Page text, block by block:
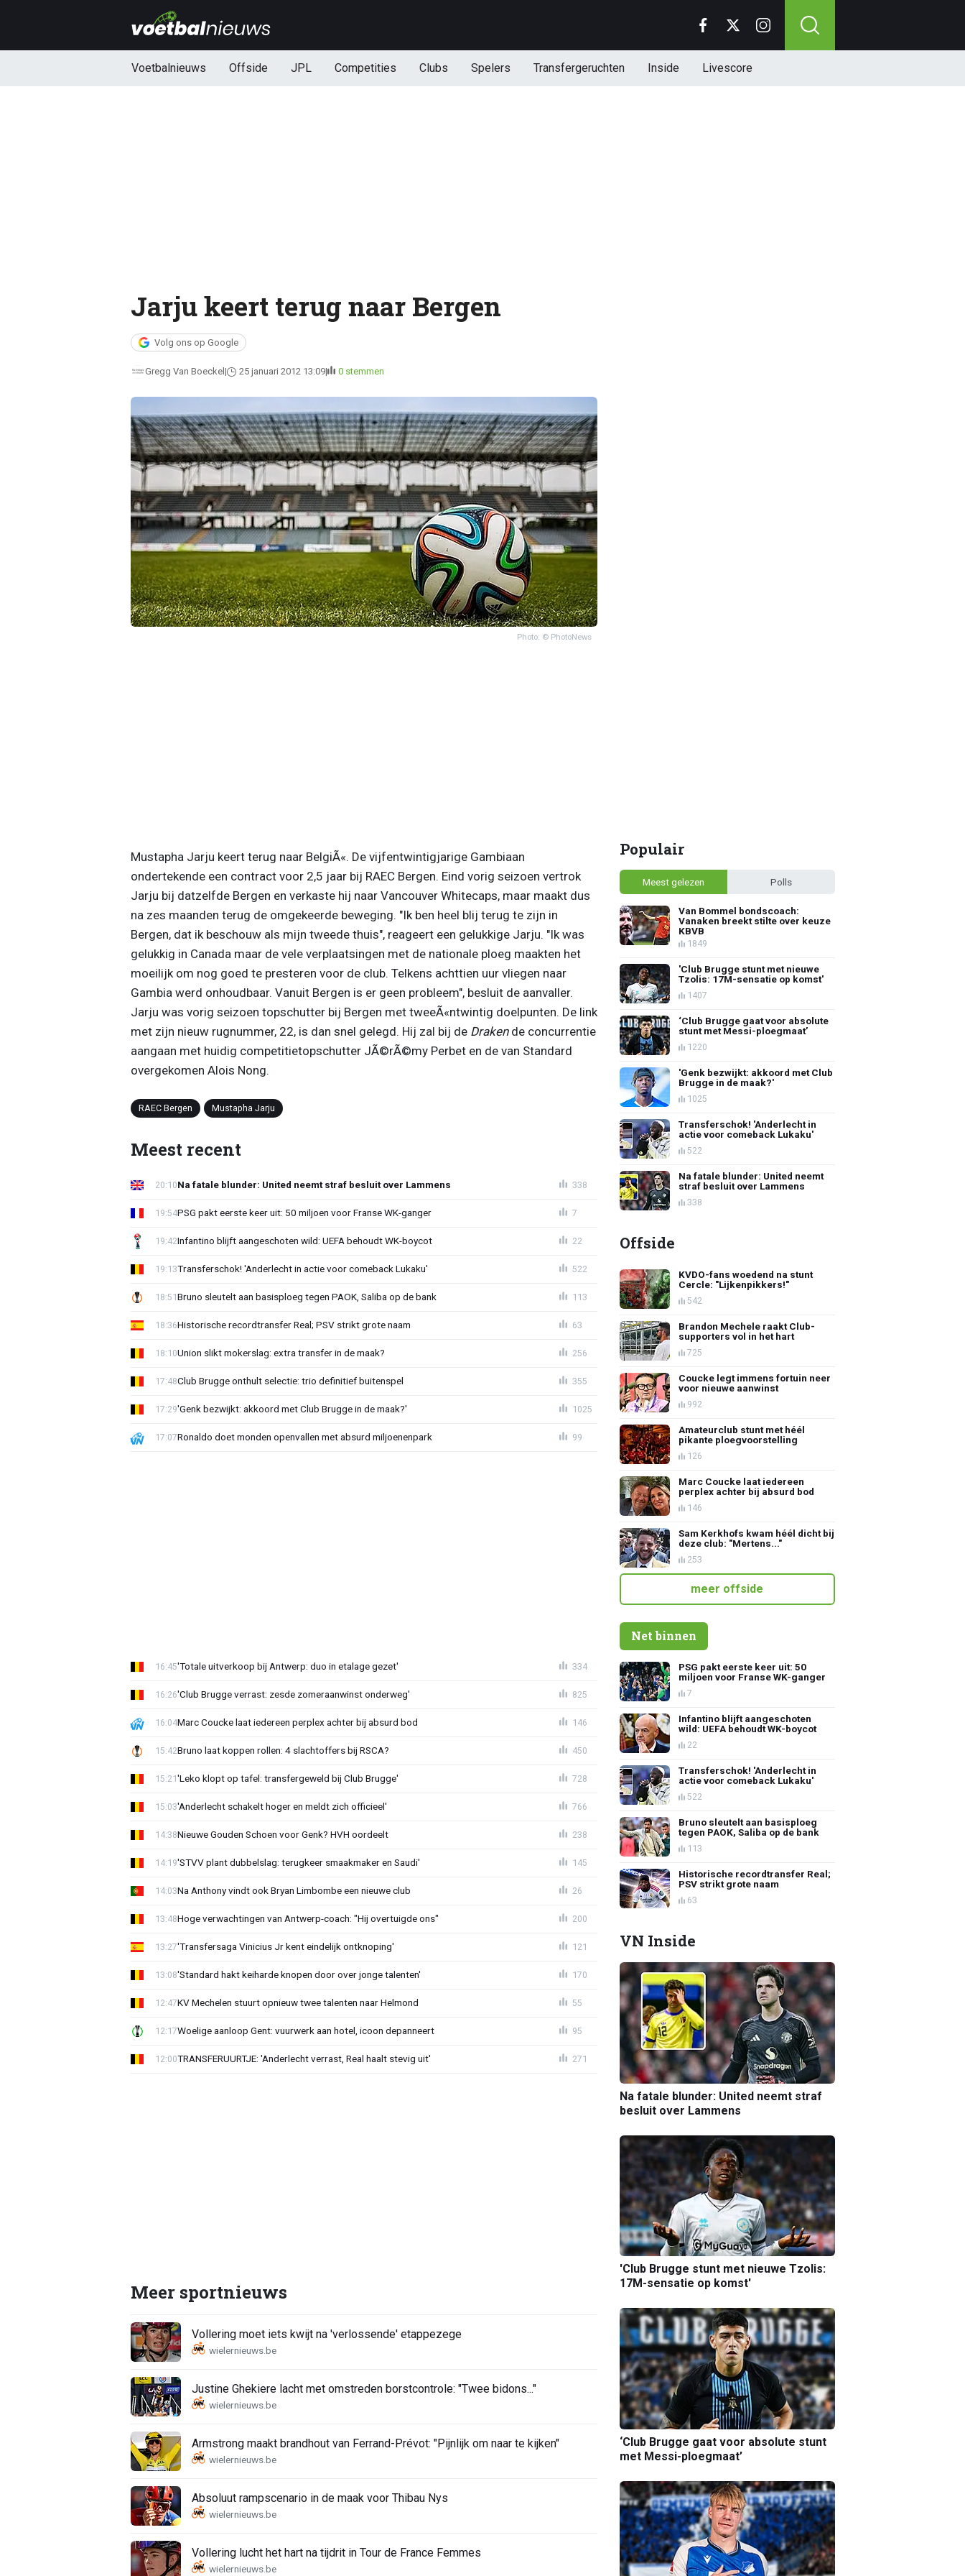
Voetbalnieuws Offside JPL Competities Clubs Spelers Transfergeruchten Inside Livescore
Jarju keert terug naar Bergen
Volg ons op Google
Gregg Van Boeckel 25 januari 2012 13:09 0 stemmen
Photo: © PhotoNews
Mustapha Jarju keert terug naar BelgiÃ«. De vijfentwintigjarige Gambiaan
ondertekende een contract voor 2,5 jaar bij RAEC Bergen. Eind vorig seizoen vertrok
Jarju bij datzelfde Bergen en verkaste hij naar Vancouver Whitecaps, maar maakt dus
na zes maanden terug de omgekeerde beweging. "Ik ben heel blij terug te zijn in
Bergen, dat ik beschouw als mijn tweede thuis", reageert een gelukkige Jarju. "Ik was
gelukkig in Canada maar de vele verplaatsingen met de nationale ploeg maakten het
moeilijk om nog goed te presteren voor de club. Telkens achttien uur vliegen naar
Gambia werd onhoudbaar. Vanuit Bergen is er geen probleem", besluit de aanvaller.
Jarju was vorig seizoen topschutter bij Bergen met tweeÃ«ntwintig doelpunten. De link
met zijn nieuw rugnummer, 22, is dan snel gelegd. Hij zal bij de Drakende concurrentie
aangaan met huidig competitietopschutter JÃ©rÃ©my Perbet en de van Standard
overgekomen Alois Nong.
RAEC Bergen Mustapha Jarju
Meest recent
Na fatale blunder: United neemt straf besluit over Lammens
20:10 338
PSG pakt eerste keer uit: 50 miljoen voor Franse WK-ganger
19:54 7
Infantino blijft aangeschoten wild: UEFA behoudt WK-boycot
19:42 22
Transferschok! 'Anderlecht in actie voor comeback Lukaku'
19:13 522
Bruno sleutelt aan basisploeg tegen PAOK, Saliba op de bank
18:51 113
Historische recordtransfer Real; PSV strikt grote naam
18:36 63
Union slikt mokerslag: extra transfer in de maak?
18:10 256
Club Brugge onthult selectie: trio definitief buitenspel
17:48 355
'Genk bezwijkt: akkoord met Club Brugge in de maak?'
17:29 1025
Ronaldo doet monden openvallen met absurd miljoenenpark
17:07 99
'Totale uitverkoop bij Antwerp: duo in etalage gezet'
16:45 334
'Club Brugge verrast: zesde zomeraanwinst onderweg'
16:26 825
Marc Coucke laat iedereen perplex achter bij absurd bod
16:04 146
Bruno laat koppen rollen: 4 slachtoffers bij RSCA?
15:42 450
'Leko klopt op tafel: transfergeweld bij Club Brugge'
15:21 728
'Anderlecht schakelt hoger en meldt zich officieel'
15:03 766
Nieuwe Gouden Schoen voor Genk? HVH oordeelt
14:38 238
'STVV plant dubbelslag: terugkeer smaakmaker en Saudi'
14:19 145
Na Anthony vindt ook Bryan Limbombe een nieuwe club
14:03 26
Hoge verwachtingen van Antwerp-coach: "Hij overtuigde ons"
13:48 200
'Transfersaga Vinicius Jr kent eindelijk ontknoping'
13:27 121
'Standard hakt keiharde knopen door over jonge talenten'
13:08 170
KV Mechelen stuurt opnieuw twee talenten naar Helmond
12:47 55
Woelige aanloop Gent: vuurwerk aan hotel, icoon depanneert
12:17 95
TRANSFERUURTJE: 'Anderlecht verrast, Real haalt stevig uit'
12:00 271
Meer sportnieuws
Vollering moet iets kwijt na 'verlossende' etappezege
Justine Ghekiere lacht met omstreden borstcontrole: "Twee bidons..."
Armstrong maakt brandhout van Ferrand-Prévot: "Pijnlijk om naar te kijken"
Absoluut rampscenario in de maak voor Thibau Nys
Vollering lucht het hart na tijdrit in Tour de France Femmes
Populair
Meest gelezen Polls
Van Bommel bondscoach:
Vanaken breekt stilte over keuze
KBVB
1849
'Club Brugge stunt met nieuwe
Tzolis: 17M-sensatie op komst'
1407
‘Club Brugge gaat voor absolute
stunt met Messi-ploegmaat’
1220
'Genk bezwijkt: akkoord met Club
Brugge in de maak?'
1025
Transferschok! 'Anderlecht in
actie voor comeback Lukaku'
522
Na fatale blunder: United neemt
straf besluit over Lammens
338
Offside
KVDO-fans woedend na stunt
Cercle: "Lijkenpikkers!"
542
Brandon Mechele raakt Club-
supporters vol in het hart
725
Coucke legt immens fortuin neer
voor nieuwe aanwinst
992
Amateurclub stunt met héél
pikante ploegvoorstelling
126
Marc Coucke laat iedereen
perplex achter bij absurd bod
146
Sam Kerkhofs kwam héél dicht bij
deze club: "Mertens..."
253
meer offside
Net binnen
PSG pakt eerste keer uit: 50
miljoen voor Franse WK-ganger
7
Infantino blijft aangeschoten
wild: UEFA behoudt WK-boycot
22
Transferschok! 'Anderlecht in
actie voor comeback Lukaku'
522
Bruno sleutelt aan basisploeg
tegen PAOK, Saliba op de bank
113
Historische recordtransfer Real;
PSV strikt grote naam
63
VN Inside
Na fatale blunder: United neemt straf
besluit over Lammens
'Club Brugge stunt met nieuwe Tzolis:
17M-sensatie op komst'
‘Club Brugge gaat voor absolute stunt
met Messi-ploegmaat’